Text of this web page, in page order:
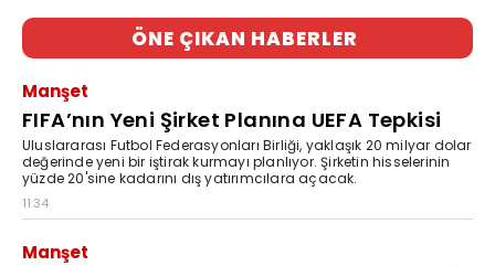
ÖNE ÇIKAN HABERLER
Manşet
FIFA’nın Yeni Şirket Planına UEFA Tepkisi
Uluslararası Futbol Federasyonları Birliği, yaklaşık 20 milyar dolar
değerinde yeni bir iştirak kurmayı planlıyor. Şirketin hisselerinin
yüzde 20'sine kadarını dış yatırımcılara açacak.
11:34
Manşet